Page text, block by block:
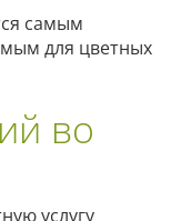
самым
для цветных
во
услугу